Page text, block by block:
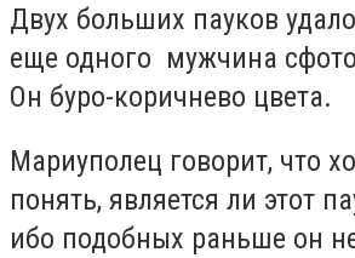
Двух больших пауков
еще одного мужчина
Он буро-коричнево цвета.
Мариуполец говорит, что
понять, является ли этот
ибо подобных раньше он